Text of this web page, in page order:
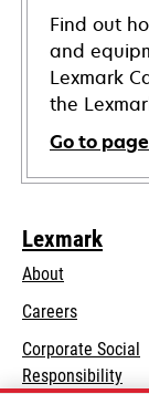
Find out
and
Lexmark
the
Go to page
Lexmark
About
Careers
Corporate Social
Responsibility